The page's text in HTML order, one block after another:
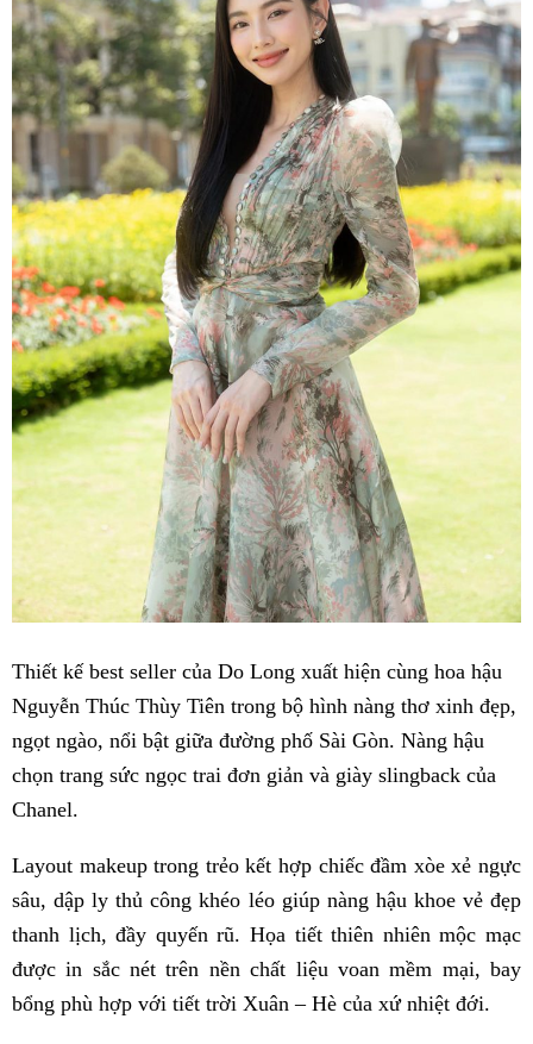
Thiết kế best seller của Do Long xuất hiện cùng hoa hậu
Nguyễn Thúc Thùy Tiên trong bộ hình nàng thơ xinh đẹp,
ngọt ngào, nổi bật giữa đường phố Sài Gòn. Nàng hậu
chọn trang sức ngọc trai đơn giản và giày slingback của
Chanel.
Layout makeup trong trẻo kết hợp chiếc đầm xòe xẻ ngực
sâu, dập ly thủ công khéo léo giúp nàng hậu khoe vẻ đẹp
thanh lịch, đầy quyến rũ. Họa tiết thiên nhiên mộc mạc
được in sắc nét trên nền chất liệu voan mềm mại, bay
bổng phù hợp với tiết trời Xuân – Hè của xứ nhiệt đới.